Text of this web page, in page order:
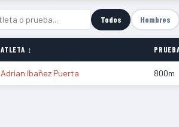
Todos Hombres
ATLETA ↕
Adrian Ibañez Puerta 800m